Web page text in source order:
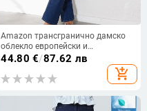
Amazon трансгранично дамско
облекло европейски и
американски пролетни и летни
нови дънки разкроени панталони
изпрани дънки за жени
44.80 €/87.62 лв
add_shopping_cart